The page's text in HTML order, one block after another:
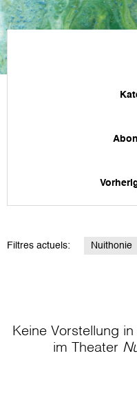
Filtres actuels: Nuithonie
Keine Vorstellung
im Theater